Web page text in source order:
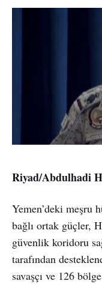
Riyad/Abdulhadi
Yemen’deki meşru
bağlı ortak güçler,
güvenlik koridoru
tarafından
savaşçı ve 126